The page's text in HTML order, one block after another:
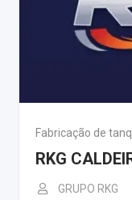
Fabricação de
RKG
GRUPO RKG